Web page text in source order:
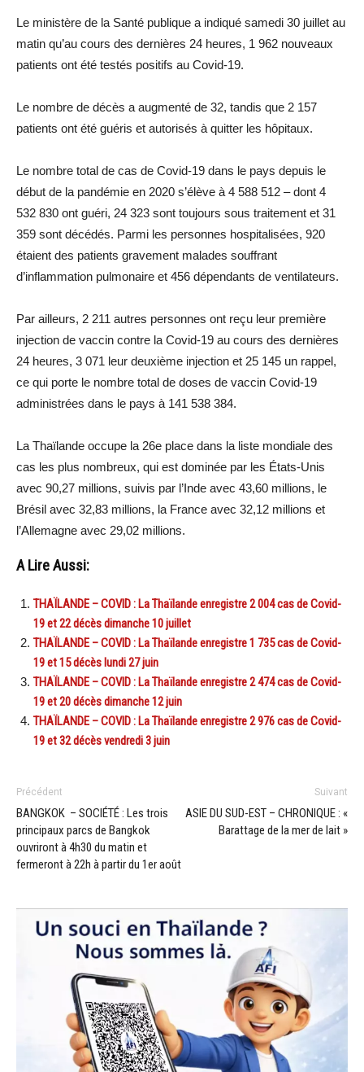
Le ministère de la Santé publique a indiqué samedi 30 juillet au
matin qu’au cours des dernières 24 heures, 1 962 nouveaux
patients ont été testés positifs au Covid-19.
Le nombre de décès a augmenté de 32, tandis que 2 157
patients ont été guéris et autorisés à quitter les hôpitaux.
Le nombre total de cas de Covid-19 dans le pays depuis le
début de la pandémie en 2020 s’élève à 4 588 512 – dont 4
532 830 ont guéri, 24 323 sont toujours sous traitement et 31
359 sont décédés. Parmi les personnes hospitalisées, 920
étaient des patients gravement malades souffrant
d’inflammation pulmonaire et 456 dépendants de ventilateurs.
Par ailleurs, 2 211 autres personnes ont reçu leur première
injection de vaccin contre la Covid-19 au cours des dernières
24 heures, 3 071 leur deuxième injection et 25 145 un rappel,
ce qui porte le nombre total de doses de vaccin Covid-19
administrées dans le pays à 141 538 384.
La Thaïlande occupe la 26e place dans la liste mondiale des
cas les plus nombreux, qui est dominée par les États-Unis
avec 90,27 millions, suivis par l’Inde avec 43,60 millions, le
Brésil avec 32,83 millions, la France avec 32,12 millions et
l’Allemagne avec 29,02 millions.
A Lire Aussi:
THAÏLANDE – COVID : La Thaïlande enregistre 2 004 cas de Covid-
19 et 22 décès dimanche 10 juillet
THAÏLANDE – COVID : La Thaïlande enregistre 1 735 cas de Covid-
19 et 15 décès lundi 27 juin
THAÏLANDE – COVID : La Thaïlande enregistre 2 474 cas de Covid-
19 et 20 décès dimanche 12 juin
THAÏLANDE – COVID : La Thaïlande enregistre 2 976 cas de Covid-
19 et 32 décès vendredi 3 juin
Précédent
BANGKOK – SOCIÉTÉ : Les trois
principaux parcs de Bangkok
ouvriront à 4h30 du matin et
fermeront à 22h à partir du 1er août
Suivant
ASIE DU SUD-EST – CHRONIQUE : «
Barattage de la mer de lait »